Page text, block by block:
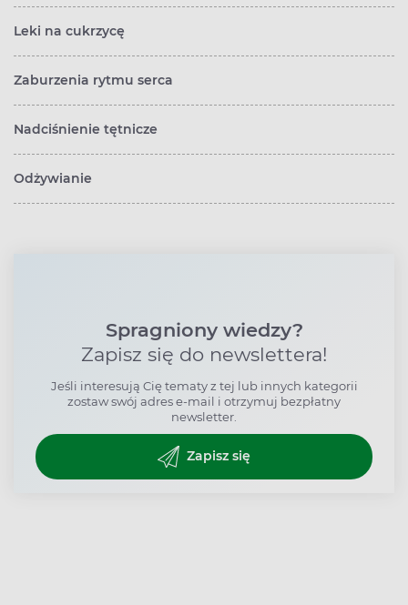
Leki na cukrzycę
Zaburzenia rytmu serca
Nadciśnienie tętnicze
Odżywianie
Spragniony wiedzy?
Zapisz się do newslettera!
Jeśli interesują Cię tematy z tej lub innych kategorii
zostaw swój adres e-mail i otrzymuj bezpłatny
newsletter.
Zapisz się